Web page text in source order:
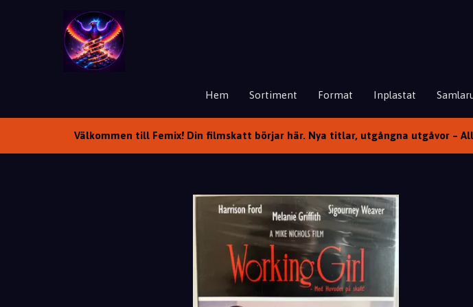
Hem Sortiment Format Inplastat
Välkommen till Femix! Din filmskatt börjar här. Nya titlar, utgångna utgåvor –